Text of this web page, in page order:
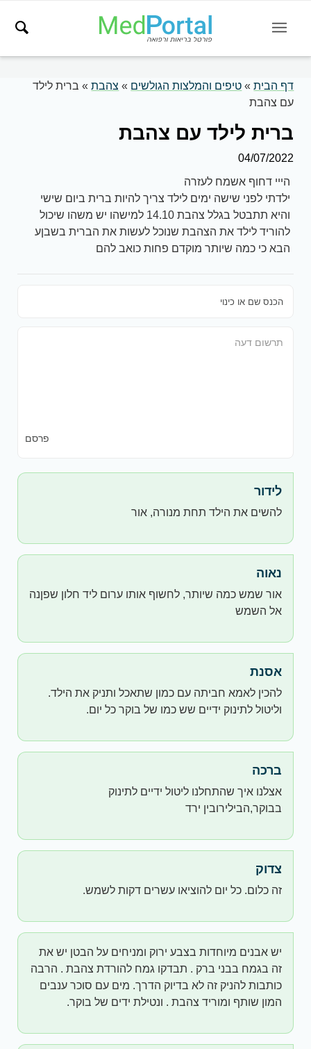
דף הבית» טיפים והמלצות הגולשים » צהבת» ברית לילד
עם צהבת
ברית לילד עם צהבת
04/07/2022
הייי דחוף אשמח לעזרה
ילדתי לפני שישה ימים לילד צריך להיות ברית ביום שישי
והיא תתבטל בגלל צהבת 14.10 למישהו יש משהו שיכול
להוריד לילד את הצהבת שנוכל לעשות את הברית בשבןע
הבא כי כמה שיותר מוקדם פחות כואב להם
פרסם
לידור
להשים את הילד תחת מנורה, אור
נאוה
אור שמש כמה שיותר, לחשוף אותו ערום ליד חלון שפןנה
אל השמש
אסנת
להכין לאמא חביתה עם כמון שתאכל ותניק את הילד.
וליטול לתינוק ידיים שש כמו של בוקר כל יום.
ברכה
אצלנו איך שהתחלנו ליטול ידיים לתינוק
בבוקר,הבילירובין ירד
צדוק
זה כלום. כל יום להוציאו עשרים דקות לשמש.
יש אבנים מיוחדות בצבע ירוק ומניחים על הבטן יש את
זה בגמח בבני ברק . תבדקו גמח להורדת צהבת . הרבה
כותבות להניק זה לא בדיוק הדרך. מים עם סוכר ענבים
המון שותף ומוריד צהבת . ונטילת ידים של בוקר.